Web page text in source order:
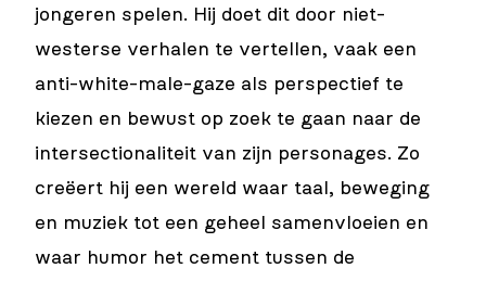
jongeren spelen. Hij doet dit door niet-
westerse verhalen te vertellen, vaak een
anti-white-male-gaze als perspectief te
kiezen en bewust op zoek te gaan naar de
intersectionaliteit van zijn personages. Zo
creëert hij een wereld waar taal, beweging
en muziek tot een geheel samenvloeien en
waar humor het cement tussen de